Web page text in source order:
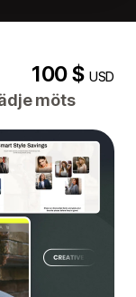
100 $USD
möts